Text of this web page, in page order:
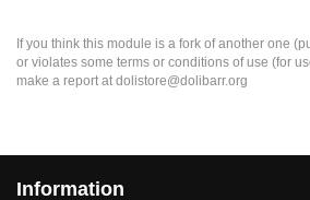
If you think this module is a fork of another one
or violates some terms or conditions of use (for
make a report at dolistore@dolibarr.org
Information